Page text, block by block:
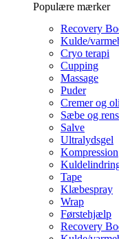
Populære mærker
Recovery
Kulde/
Cryo terapi
Cupping
Massage
Puder
Cremer og
Sæbe og rens
Salve
Ultralydsgel
Kompression
Tape
Klæbespray
Wrap
Førstehjælp
Recovery